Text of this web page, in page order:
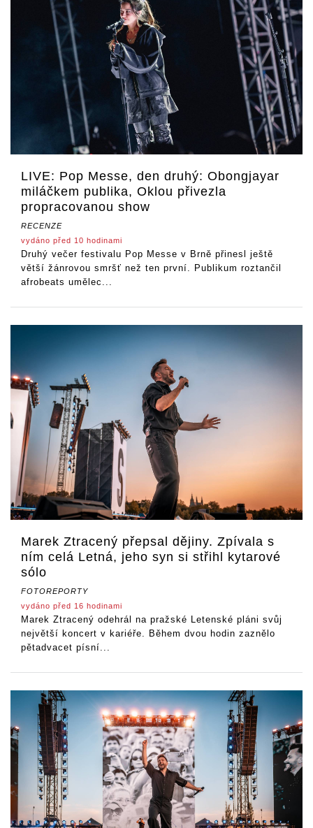
LIVE: Pop Messe, den druhý: Obongjayar
miláčkem publika, Oklou přivezla
propracovanou show
RECENZE
vydáno před 10 hodinami
Druhý večer festivalu Pop Messe v Brně přinesl ještě
větší žánrovou smršť než ten první. Publikum roztančil
afrobeats umělec...
Marek Ztracený přepsal dějiny. Zpívala s
ním celá Letná, jeho syn si střihl kytarové
sólo
FOTOREPORTY
vydáno před 16 hodinami
Marek Ztracený odehrál na pražské Letenské pláni svůj
největší koncert v kariéře. Během dvou hodin zaznělo
pětadvacet písní...